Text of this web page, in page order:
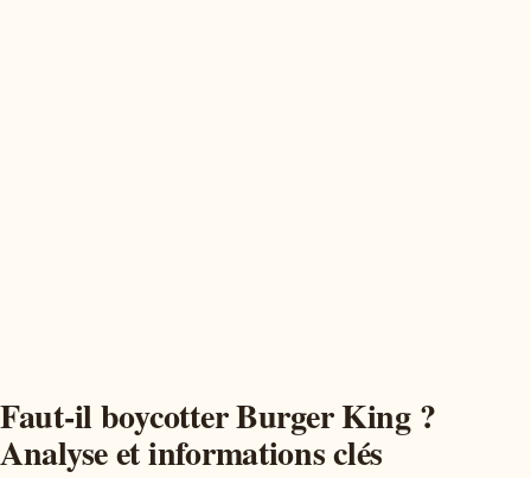
Faut-il boycotter Burger King ?
Analyse et informations clés